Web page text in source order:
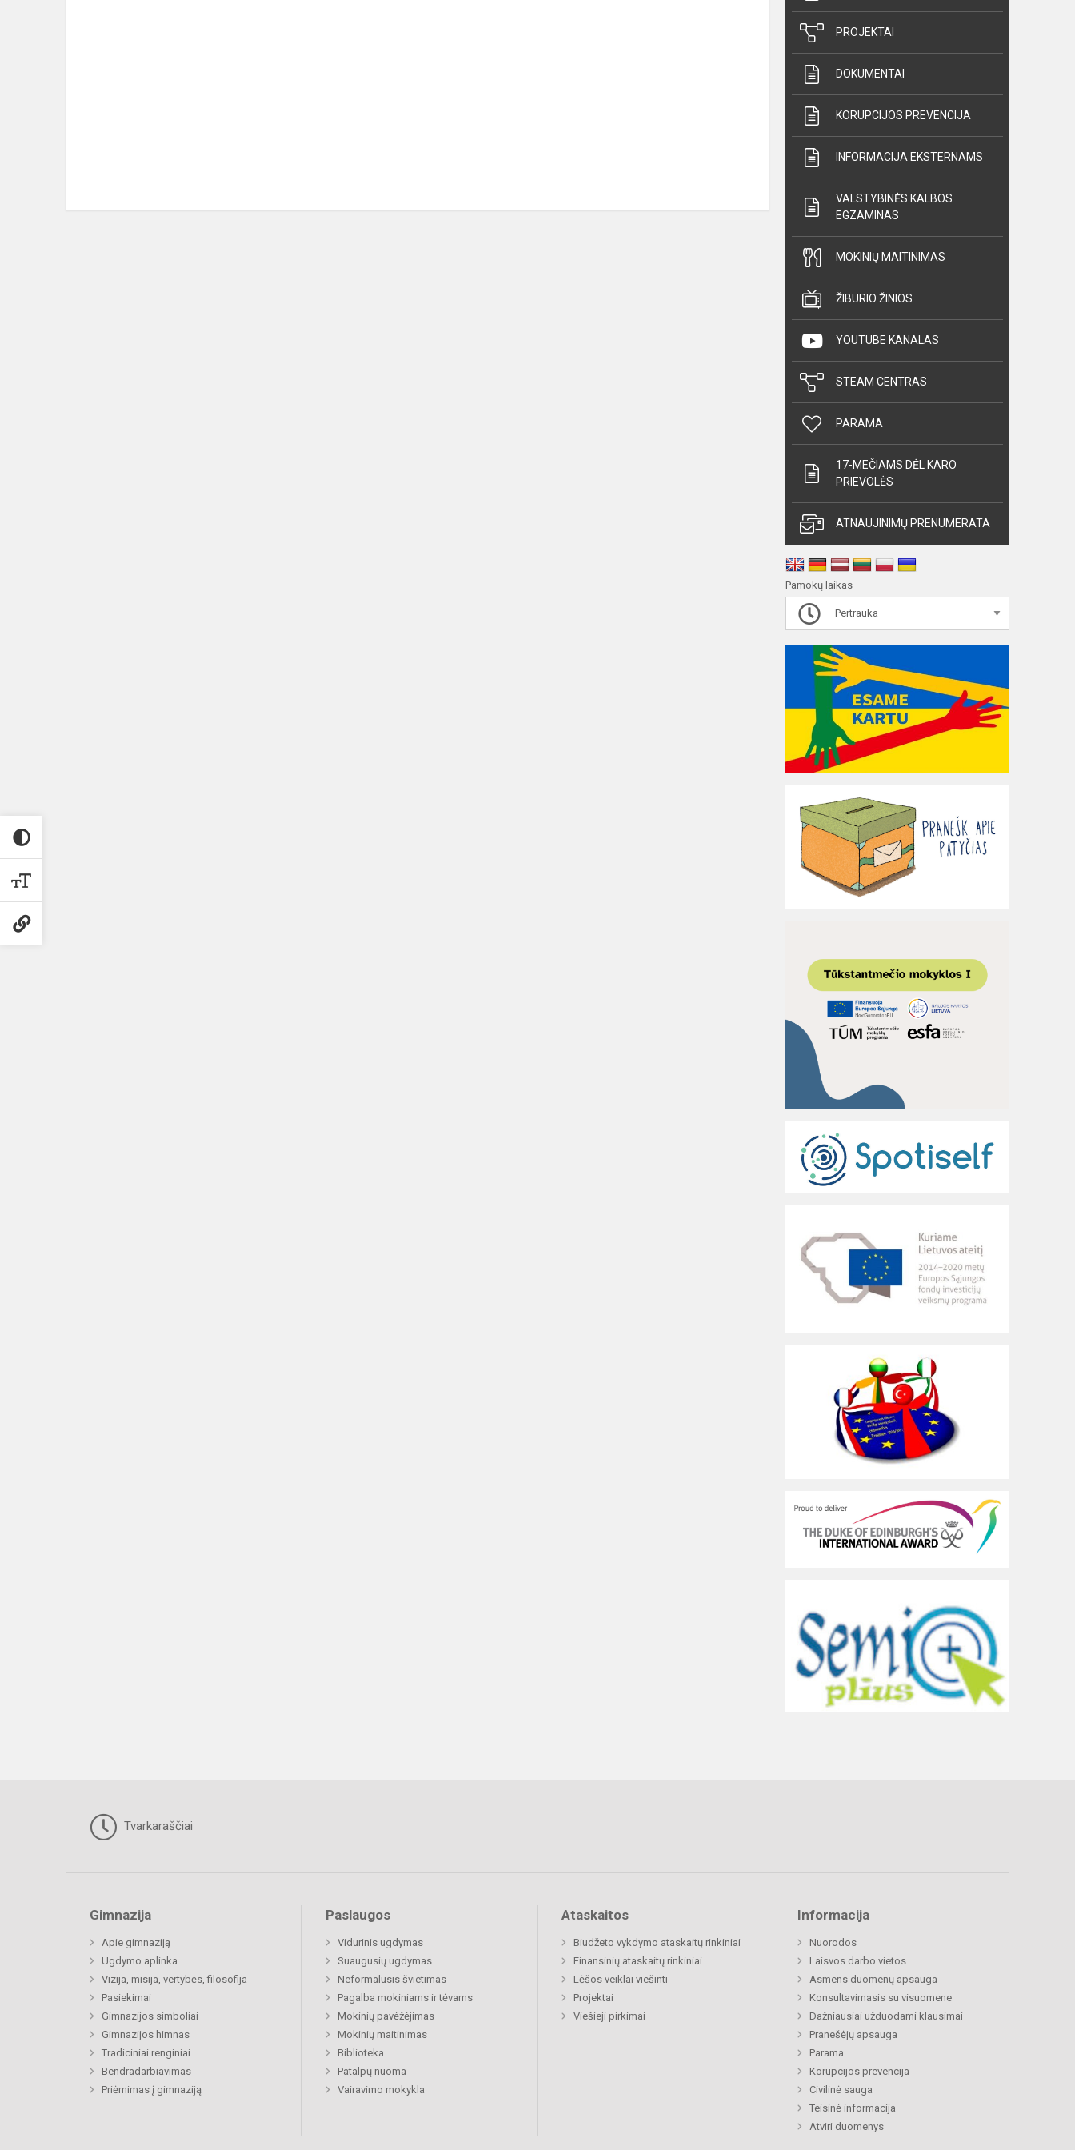
PROJEKTAI
DOKUMENTAI
KORUPCIJOS PREVENCIJA
INFORMACIJA EKSTERNAMS
VALSTYBINĖS KALBOS
EGZAMINAS
MOKINIŲ MAITINIMAS
ŽIBURIO ŽINIOS
YOUTUBE KANALAS
STEAM CENTRAS
PARAMA
17-MEČIAMS DĖL KARO
PRIEVOLĖS
ATNAUJINIMŲ PRENUMERATA
Pamokų laikas
Pertrauka
Tvarkaraščiai
Gimnazija
Apie gimnaziją
Ugdymo aplinka
Vizija, misija, vertybės, filosofija
Pasiekimai
Gimnazijos simboliai
Gimnazijos himnas
Tradiciniai renginiai
Bendradarbiavimas
Priėmimas į gimnaziją
Paslaugos
Vidurinis ugdymas
Suaugusių ugdymas
Neformalusis švietimas
Pagalba mokiniams ir tėvams
Mokinių pavėžėjimas
Mokinių maitinimas
Biblioteka
Patalpų nuoma
Vairavimo mokykla
Ataskaitos
Biudžeto vykdymo ataskaitų rinkiniai
Finansinių ataskaitų rinkiniai
Lėšos veiklai viešinti
Projektai
Viešieji pirkimai
Informacija
Nuorodos
Laisvos darbo vietos
Asmens duomenų apsauga
Konsultavimasis su visuomene
Dažniausiai užduodami klausimai
Pranešėjų apsauga
Parama
Korupcijos prevencija
Civilinė sauga
Teisinė informacija
Atviri duomenys